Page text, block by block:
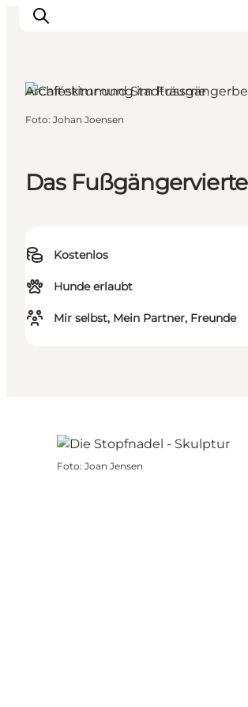
Reiseplanung
Inspiration
Das
Kostenlos
Hunde erlaubt
Mir selbst, Mein Partner, Freunde
Architektur und Stadträume
Foto: Johan Joensen
Foto: Joan Jensen